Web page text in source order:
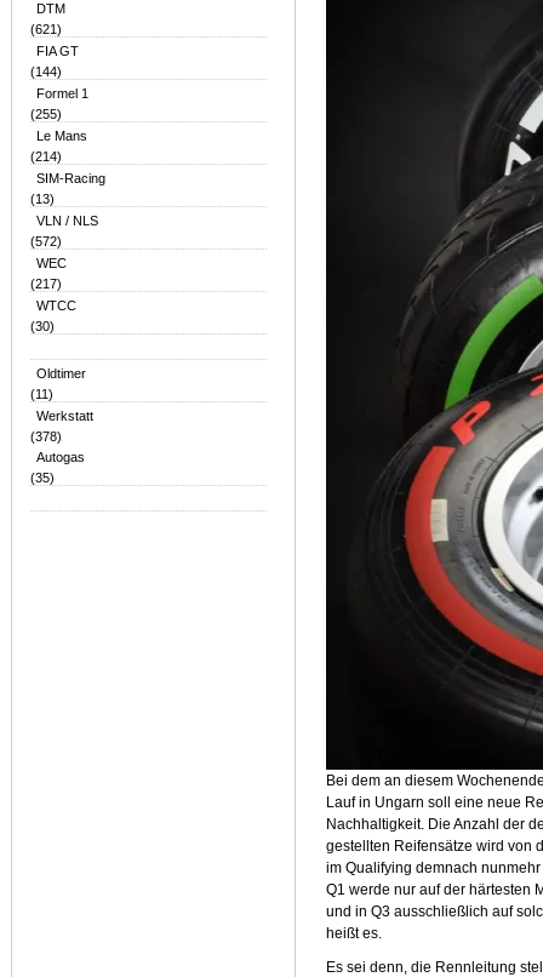
DTM
(621)
FIA GT
(144)
Formel 1
(255)
Le Mans
(214)
SIM-Racing
(13)
VLN / NLS
(572)
WEC
(217)
WTCC
(30)
Oldtimer
(11)
Werkstatt
(378)
Autogas
(35)
Bei dem an diesem
Lauf in Ungarn soll eine neue
Nachhaltigkeit. Die Anzahl der
gestellten Reifensätze wird von
im Qualifying demnach
Q1 werde nur auf der härtesten
und in Q3 ausschließlich auf
heißt es.
Es sei denn, die Rennleitung